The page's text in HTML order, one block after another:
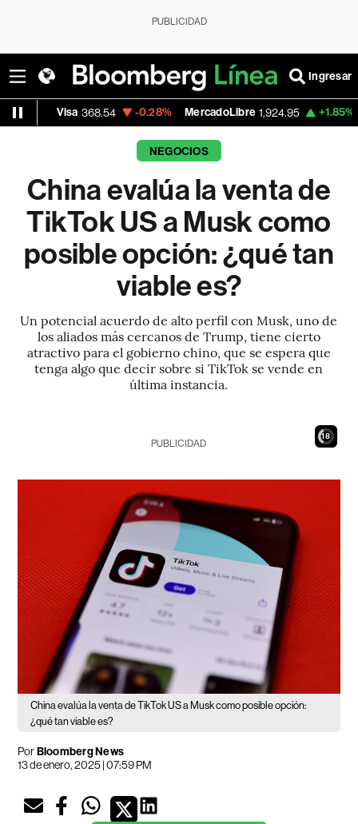
PUBLICIDAD
Ingresar
-0.28% MercadoLibre 1,924.95 +1.85% Banco de
NEGOCIOS
China evalúa la venta de
TikTok US a Musk como
posible opción: ¿qué tan
viable es?
Un potencial acuerdo de alto perfil con Musk, uno de
los aliados más cercanos de Trump, tiene cierto
atractivo para el gobierno chino, que se espera que
tenga algo que decir sobre si TikTok se vende en
última instancia.
17
PUBLICIDAD
China evalúa la venta de TikTok US a Musk como posible opción:
¿qué tan viable es?
PorBloomberg News
13 de enero, 2025 | 07:59 PM